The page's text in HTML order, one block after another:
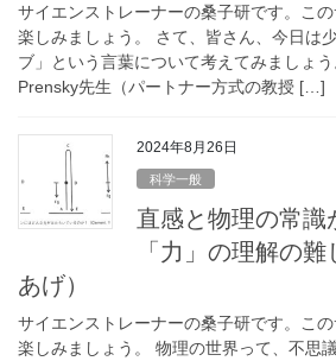
サイエンストレーナーの桑子研です。こ
楽しみましょう。 さて、皆さん、今日は
ブ」という言葉について考えてみましょ
Prensky先生（パートナー方式の教授 […]
2024年8月26日
科学一般
直感と物理の常識
「力」の理解の
あげ）
サイエンストレーナーの桑子研です。こ
楽しみましょう。 物理の世界って、不思